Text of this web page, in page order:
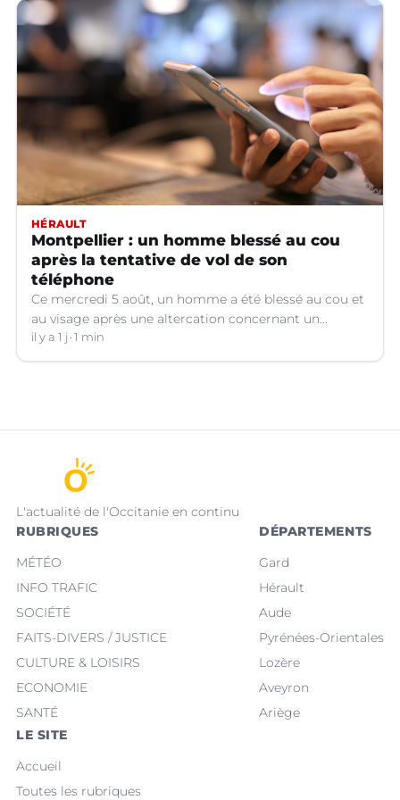
HÉRAULT
Montpellier : un homme blessé au cou
après la tentative de vol de son
téléphone
Ce mercredi 5 août, un homme a été blessé au cou et
au visage après une altercation concernant un
téléphone portable à Montpellier (Hérault).
il y a 1 j 1 min
L'actualité de l'Occitanie en continu
RUBRIQUES
MÉTÉO
INFO TRAFIC
SOCIÉTÉ
FAITS-DIVERS / JUSTICE
CULTURE & LOISIRS
ECONOMIE
SANTÉ
DÉPARTEMENTS
Gard
Hérault
Aude
Pyrénées-Orientales
Lozère
Aveyron
Ariège
LE SITE
Accueil
Toutes les rubriques